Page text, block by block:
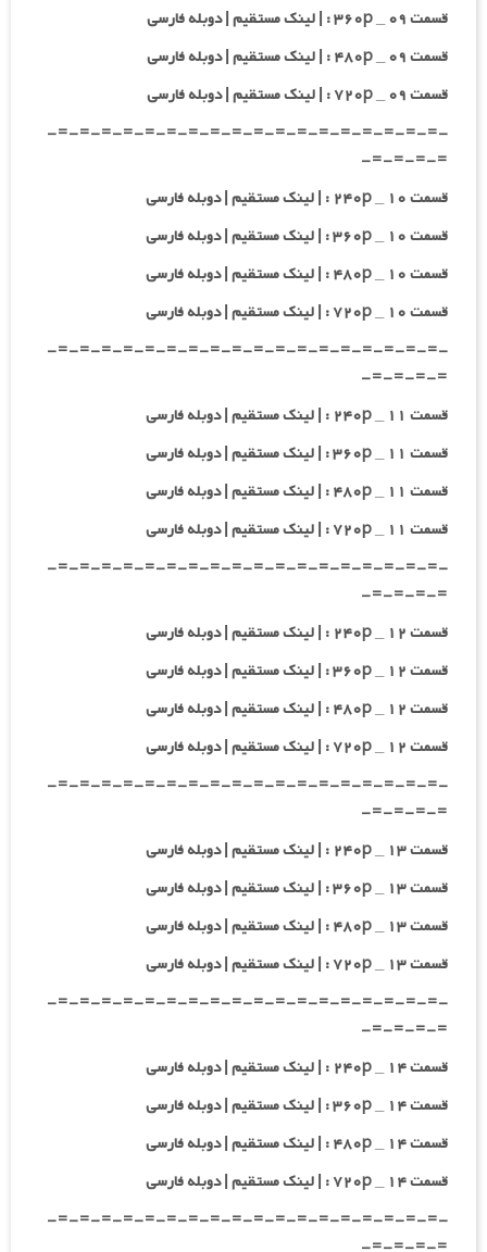
قسمت ۰۹ _ ۳۶۰p : | لینک مستقیم | دوبله فارسی
قسمت ۰۹ _ ۴۸۰p : | لینک مستقیم | دوبله فارسی
قسمت ۰۹ _ ۷۲۰p : | لینک مستقیم | دوبله فارسی
-=-=-=-=-=-=-=-=-=-=-=-=-=-=-=-=-=-=-
=-=-=-=-
قسمت ۱۰ _ ۲۴۰p : | لینک مستقیم | دوبله فارسی
قسمت ۱۰ _ ۳۶۰p : | لینک مستقیم | دوبله فارسی
قسمت ۱۰ _ ۴۸۰p : | لینک مستقیم | دوبله فارسی
قسمت ۱۰ _ ۷۲۰p : | لینک مستقیم | دوبله فارسی
-=-=-=-=-=-=-=-=-=-=-=-=-=-=-=-=-=-=-
=-=-=-=-
قسمت ۱۱ _ ۲۴۰p : | لینک مستقیم | دوبله فارسی
قسمت ۱۱ _ ۳۶۰p : | لینک مستقیم | دوبله فارسی
قسمت ۱۱ _ ۴۸۰p : | لینک مستقیم | دوبله فارسی
قسمت ۱۱ _ ۷۲۰p : | لینک مستقیم | دوبله فارسی
-=-=-=-=-=-=-=-=-=-=-=-=-=-=-=-=-=-=-
=-=-=-=-
قسمت ۱۲ _ ۲۴۰p : | لینک مستقیم | دوبله فارسی
قسمت ۱۲ _ ۳۶۰p : | لینک مستقیم | دوبله فارسی
قسمت ۱۲ _ ۴۸۰p : | لینک مستقیم | دوبله فارسی
قسمت ۱۲ _ ۷۲۰p : | لینک مستقیم | دوبله فارسی
-=-=-=-=-=-=-=-=-=-=-=-=-=-=-=-=-=-=-
=-=-=-=-
قسمت ۱۳ _ ۲۴۰p : | لینک مستقیم | دوبله فارسی
قسمت ۱۳ _ ۳۶۰p : | لینک مستقیم | دوبله فارسی
قسمت ۱۳ _ ۴۸۰p : | لینک مستقیم | دوبله فارسی
قسمت ۱۳ _ ۷۲۰p : | لینک مستقیم | دوبله فارسی
-=-=-=-=-=-=-=-=-=-=-=-=-=-=-=-=-=-=-
=-=-=-=-
قسمت ۱۴ _ ۲۴۰p : | لینک مستقیم | دوبله فارسی
قسمت ۱۴ _ ۳۶۰p : | لینک مستقیم | دوبله فارسی
قسمت ۱۴ _ ۴۸۰p : | لینک مستقیم | دوبله فارسی
قسمت ۱۴ _ ۷۲۰p : | لینک مستقیم | دوبله فارسی
-=-=-=-=-=-=-=-=-=-=-=-=-=-=-=-=-=-=-
=-=-=-=-